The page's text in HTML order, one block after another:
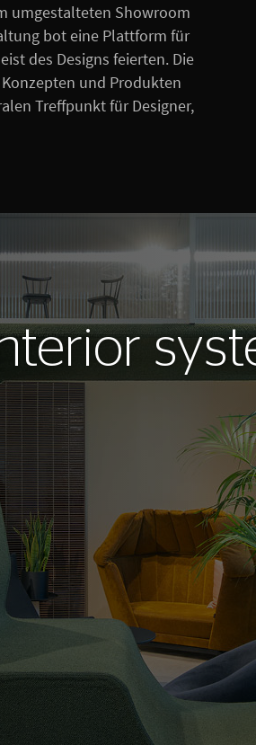
umgestalteten Showroom
bot eine Plattform für
des Designs feierten. Die
und Produkten
Treffpunkt für Designer,